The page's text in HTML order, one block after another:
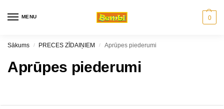
MENU 0
Sākums / PRECES ZĪDAIŅIEM / Aprūpes piederumi
Aprūpes piederumi